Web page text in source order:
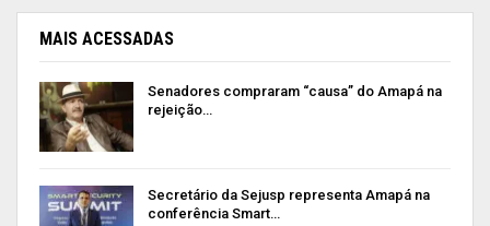
MAIS ACESSADAS
Senadores compraram “causa” do Amapá na
rejeição…
Secretário da Sejusp representa Amapá na
conferência Smart…